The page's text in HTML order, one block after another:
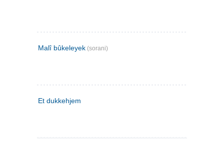
Malî bûkeleyek (sorani)
Et dukkehjem